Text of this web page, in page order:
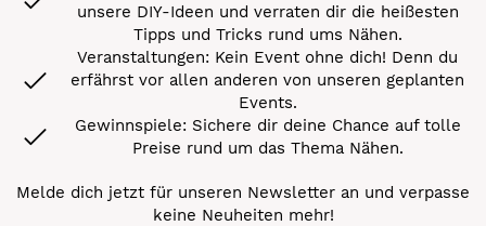
unsere DIY-Ideen und verraten dir die heißesten
Tipps und Tricks rund ums Nähen.
Veranstaltungen: Kein Event ohne dich! Denn du
erfährst vor allen anderen von unseren geplanten
Events.
Gewinnspiele: Sichere dir deine Chance auf tolle
Preise rund um das Thema Nähen.
Melde dich jetzt für unseren Newsletter an und verpasse
keine Neuheiten mehr!